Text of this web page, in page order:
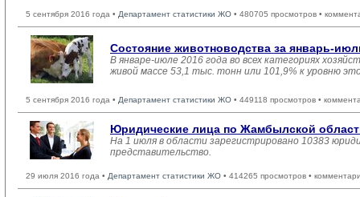
5 сентября 2016 года • Департамент статистики ЖО • 480705 просмотров •
Состояние животноводства за январь-
В январе-июле 2016 года во всех категориях
живой массе 53,1 тыс. тонн или 101,9% к уровню
5 сентября 2016 года • Департамент статистики ЖО • 449118 просмотров •
Юридические лица по Жамбылской
На 1 июля в области зарегистрировано 10383
представительство.
29 июля 2016 года • Департамент статистики ЖО • 414265 просмотров •